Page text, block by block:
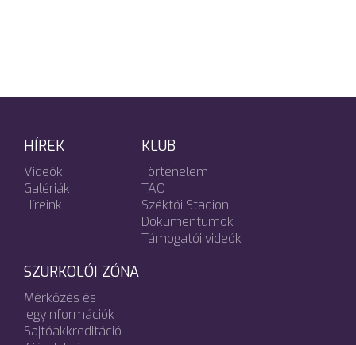
HÍREK
Videók
Galériák
Híreink
KLUB
Történelem
TAO
Széktói Stadion
Dokumentumok
Támogatói videók
SZURKOLÓI ZÓNA
Mérkőzés és
jegyinformációk
Sajtóakkreditáció